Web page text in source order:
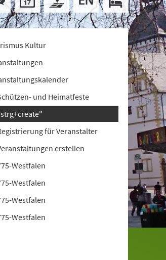
Kultur
und Heimatfeste
für Veranstalter
erstellen
Westfalen
Westfalen
Westfalen
Westfalen